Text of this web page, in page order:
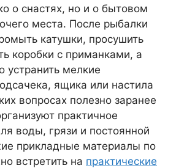
о снастях, но и о бытовом
места. После рыбалки
катушки, просушить
коробки с приманками, а
устранить мелкие
ящика или настила
вопросах полезно заранее
практичное
воды, грязи и постоянной
прикладные материалы по
встретить на практические